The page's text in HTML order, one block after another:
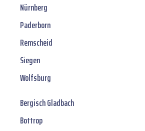
Nürnberg
Paderborn
Remscheid
Siegen
Wolfsburg
Bergisch Gladbach
Bottrop